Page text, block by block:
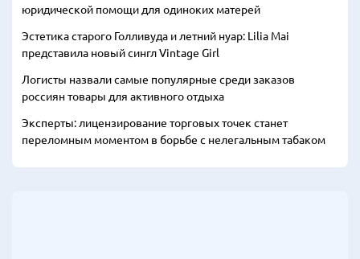
юридической помощи для одиноких матерей
Эстетика старого Голливуда и летний нуар: Lilia Mai
представила новый сингл Vintage Girl
Логисты назвали самые популярные среди заказов
россиян товары для активного отдыха
Эксперты: лицензирование торговых точек станет
переломным моментом в борьбе с нелегальным табаком